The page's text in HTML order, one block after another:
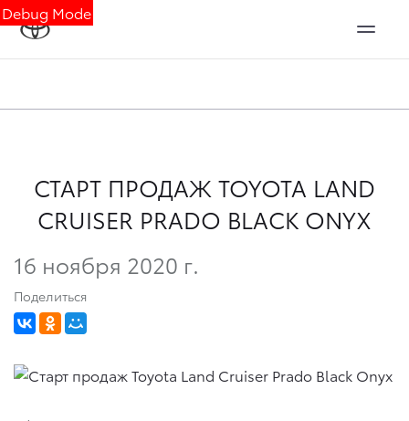
Debug Mode
СТАРТ ПРОДАЖ TOYOTA LAND
CRUISER PRADO BLACK ONYX
16 ноября 2020 г.
Поделиться